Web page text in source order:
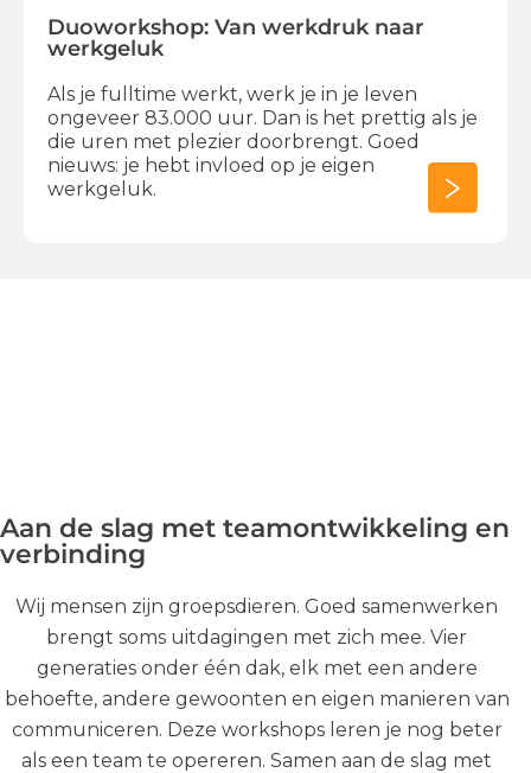
Duoworkshop: Van werkdruk naar
werkgeluk
Als je fulltime werkt, werk je in je leven
ongeveer 83.000 uur. Dan is het prettig als je
die uren met plezier doorbrengt. Goed
nieuws: je hebt invloed op je eigen
werkgeluk.
Aan de slag met teamontwikkeling en
verbinding
Wij mensen zijn groepsdieren. Goed samenwerken
brengt soms uitdagingen met zich mee. Vier
generaties onder één dak, elk met een andere
behoefte, andere gewoonten en eigen manieren van
communiceren. Deze workshops leren je nog beter
als een team te opereren. Samen aan de slag met